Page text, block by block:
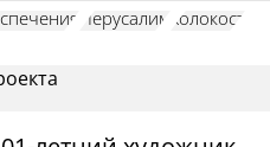
Иерусалим холокост